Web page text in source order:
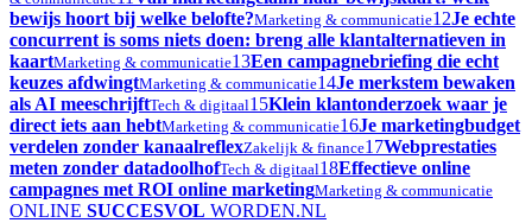
bewijs hoort bij welke belofte?Marketing & communicatie12Je echte
concurrent is soms niets doen: breng alle klantalternatieven in
kaartMarketing & communicatie13Een campagnebriefing die echt
keuzes afdwingtMarketing & communicatie14Je merkstem bewaken
als AI meeschrijftTech & digitaal15Klein klantonderzoek waar je
direct iets aan hebtMarketing & communicatie16Je marketingbudget
verdelen zonder kanaalreflexZakelijk & finance17Webprestaties
meten zonder datadoolhofTech & digitaal18Effectieve online
campagnes met ROI online marketingMarketing & communicatie
ONLINE SUCCESVOL WORDEN.NL